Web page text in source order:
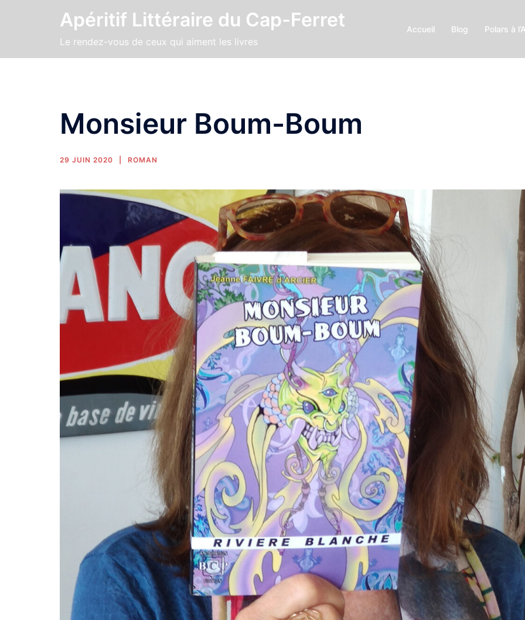
Apéritif Littéraire du Cap-Ferret
Le rendez-vous de ceux qui aiment les livres
Accueil Blog Polars à
Monsieur Boum-Boum
29 JUIN 2020 ROMAN